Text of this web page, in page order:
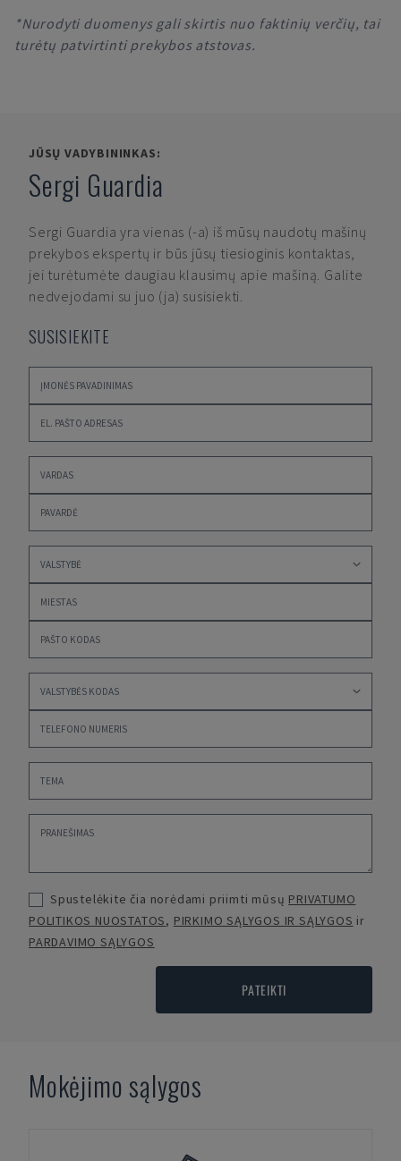
*Nurodyti duomenys gali skirtis nuo faktinių verčių, tai
turėtų patvirtinti prekybos atstovas.
JŪSŲ VADYBININKAS:
Sergi Guardia
Sergi Guardia yra vienas (-a) iš mūsų naudotų mašinų
prekybos ekspertų ir būs jūsų tiesioginis kontaktas,
jei turėtumėte daugiau klausimų apie mašiną. Galite
nedvejodami su juo (ja) susisiekti.
SUSISIEKITE
Spustelėkite čia norėdami priimti mūsų PRIVATUMO
POLITIKOS NUOSTATOS, PIRKIMO SĄLYGOS IR SĄLYGOS ir
PARDAVIMO SĄLYGOS
PATEIKTI
Mokėjimo sąlygos